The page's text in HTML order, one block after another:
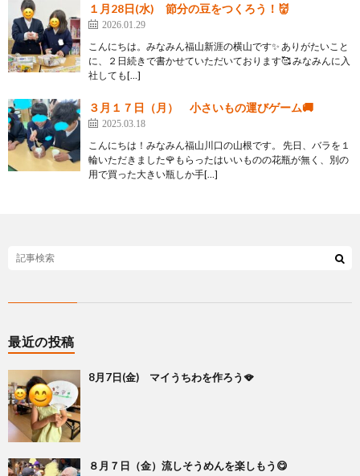
１月28日(水) 節分の豆をつくろう！👹
2026.01.29
こんにちは。みなみん福山新涯の横山です✨ ありがたいこと
に、２日続きで書かせていただいております🥰 みなみんに入
社しても[…]
３月１７日（月） 小さいもの運びゲーム🚚
2025.03.18
こんにちは！みなみん福山川口の山根です。 先日、バラを１
輪いただきました🌹もらったはいいものの花瓶が無く、別の
用で買った大きい瓶しか手[…]
最近の投稿
8月7日(金) マイうちわを作ろう🪭
８月７日（金）流しそうめんを楽しもう😋